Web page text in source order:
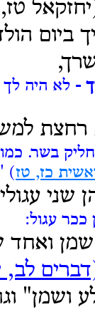
ביום
- לא היה לך
רחצת
בשר.
כז, טז)
שני
ככר עגול:
ואחד
לב,
ושמן"